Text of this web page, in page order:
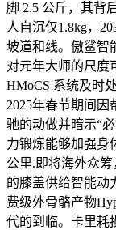
脚 2.5 公斤，其背
人自沉仅1.8kg，
坡道和线。傲鲨智
对元年大师的尺度
HMoCS 系统及时
2025年春节期间
驰的动做并暗示“
力锻炼能够加强身
公里.即将海外众筹
的膝盖供给智能动
费级外骨骼产物
代的到临。卡里耗